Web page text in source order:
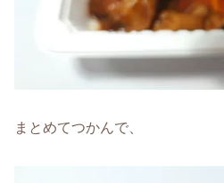
まとめてつかんで、